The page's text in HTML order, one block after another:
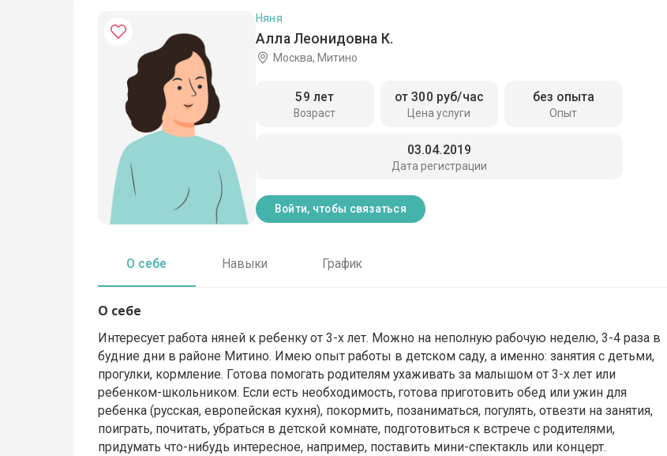
Алла Леонидовна К.
Няня
Москва, Митино
Возраст
59 лет
Цена услуги
от 300 руб/час
Опыт
без опыта
Дата регистрации
03.04.2019
Войти, чтобы связаться
О себе Навыки График
О себе
Интересует работа няней к ребенку от 3-х лет. Можно на неполную рабочую неделю, 3-4 раза в
будние дни в районе Митино. Имею опыт работы в детском саду, а именно: занятия с детьми,
прогулки, кормление. Готова помогать родителям ухаживать за малышом от 3-х лет или
ребенком-школьником. Если есть необходимость, готова приготовить обед или ужин для
ребенка (русская, европейская кухня), покормить, позаниматься, погулять, отвезти на занятия,
поиграть, почитать, убраться в детской комнате, подготовиться к встрече с родителями,
придумать что-нибудь интересное, например, поставить мини-спектакль или концерт.